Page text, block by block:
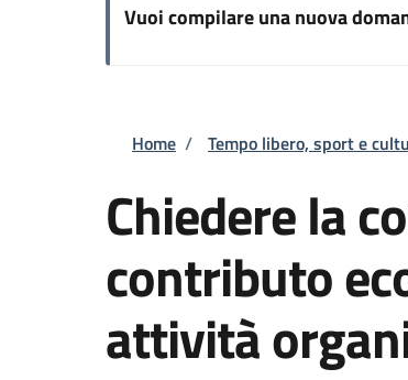
Vuoi compilare una nuova
Briciole di
Home / Tempo libero, sport e
Chiedere la
contributo
attività